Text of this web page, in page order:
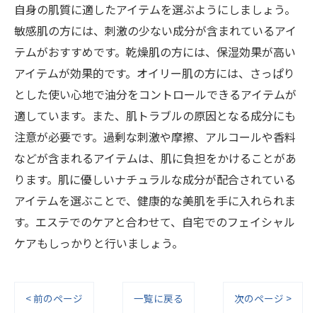
自身の肌質に適したアイテムを選ぶようにしましょう。
敏感肌の方には、刺激の少ない成分が含まれているアイ
テムがおすすめです。乾燥肌の方には、保湿効果が高い
アイテムが効果的です。オイリー肌の方には、さっぱり
とした使い心地で油分をコントロールできるアイテムが
適しています。また、肌トラブルの原因となる成分にも
注意が必要です。過剰な刺激や摩擦、アルコールや香料
などが含まれるアイテムは、肌に負担をかけることがあ
ります。肌に優しいナチュラルな成分が配合されている
アイテムを選ぶことで、健康的な美肌を手に入れられま
す。エステでのケアと合わせて、自宅でのフェイシャル
ケアもしっかりと行いましょう。
< 前のページ 一覧に戻る 次のページ >